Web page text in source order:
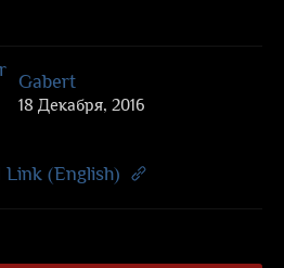
Gabert
18 Декабря, 2016
Link (English)